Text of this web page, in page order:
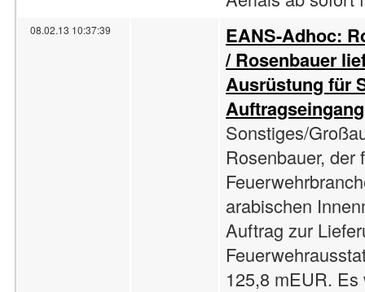
08.02.13 10:37:39
EANS-Adhoc:
/ Rosenbauer
Ausrüstung für
Sonstiges/
Rosenbauer, der
arabischen
Auftrag zur
125,8 mEUR.